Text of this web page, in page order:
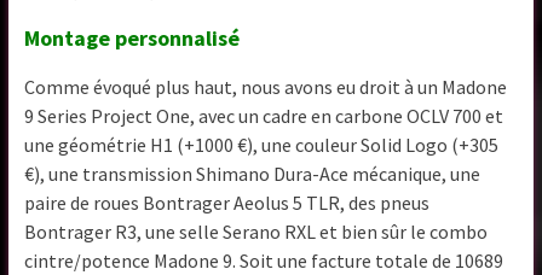
Montage personnalisé
Comme évoqué plus haut, nous avons eu droit à un Madone
9 Series Project One, avec un cadre en carbone OCLV 700 et
une géométrie H1 (+1000 €), une couleur Solid Logo (+305
€), une transmission Shimano Dura-Ace mécanique, une
paire de roues Bontrager Aeolus 5 TLR, des pneus
Bontrager R3, une selle Serano RXL et bien sûr le combo
cintre/potence Madone 9. Soit une facture totale de 10689